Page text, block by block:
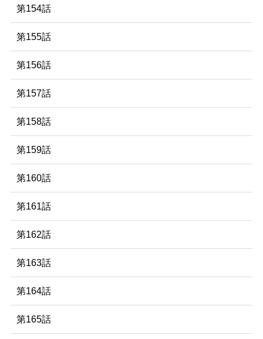
第154話
第155話
第156話
第157話
第158話
第159話
第160話
第161話
第162話
第163話
第164話
第165話